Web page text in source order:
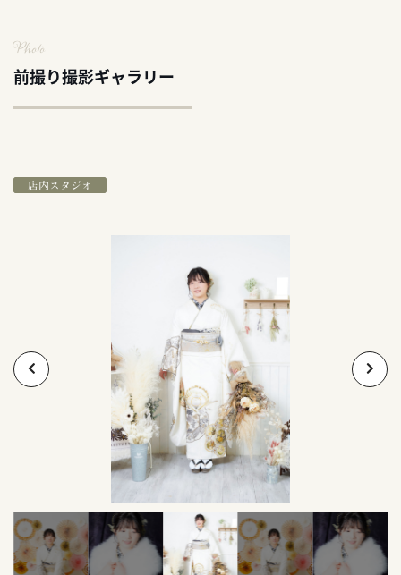
Photo
前撮り撮影ギャラリー
店内スタジオ